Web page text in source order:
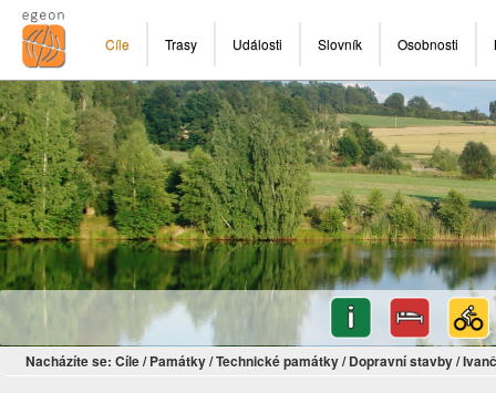
Cíle Trasy Události Slovník Osobnosti
Nacházíte se: Cíle/ Památky/Technické památky/ Dopravní stavby/